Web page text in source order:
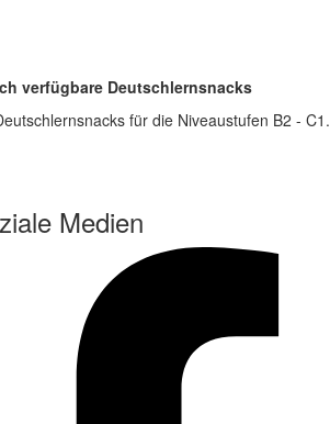
verfügbare Deutschlernsnacks
für die Niveaustufen B2 - C1.
Medien